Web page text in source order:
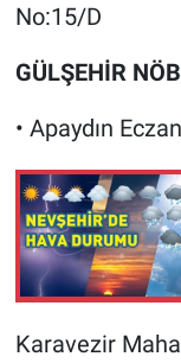
No:15/D
GÜLŞEHİR
• Apaydın
Karavezir